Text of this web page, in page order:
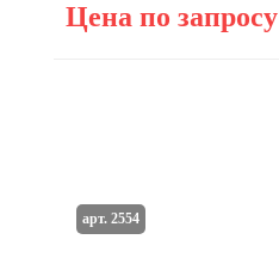
Цена по запросу
арт. 2554